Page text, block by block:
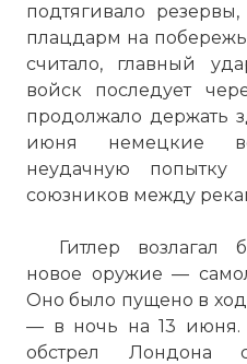
подтягивало
плацдарм на
считало, главный
войск последует
продолжало держать
июня немецкие
неудачную попытку
союзников между
Гитлер
новое оружие —
Оно было пущено в
— в ночь на 13 июня.
обстрел Лондона